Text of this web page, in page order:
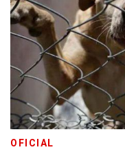
OFICIAL